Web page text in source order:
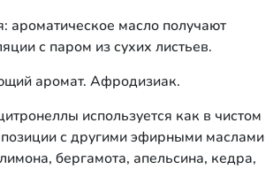
ароматическое масло получают
с паром из сухих листьев.
аромат. Афродизиак.
используется как в чистом
с другими эфирными маслами
бергамота, апельсина, кедра,